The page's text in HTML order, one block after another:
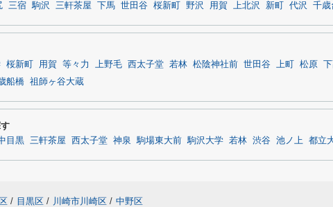
三宿 駒沢 三軒茶屋 下馬 世田谷 桜新町 野沢 用賀 上北沢 新町 代沢 千歳
桜新町 用賀 等々力 上野毛 西太子堂 若林 松陰神社前 世田谷 上町 松原
船橋 祖師ヶ谷大蔵
目黒 三軒茶屋 西太子堂 神泉 駒場東大前 駒沢大学 若林 渋谷 池ノ上 都立
/ 目黒区 / 川崎市川崎区 / 中野区